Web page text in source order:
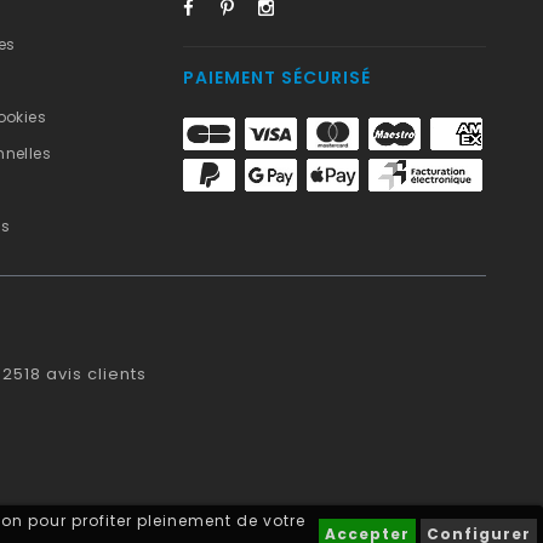
pour profiter pleinement de votre
Accepter Configurer
PAIEMENT SÉCURISÉ
avis clients